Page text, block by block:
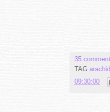
35
TAG
09:30:00